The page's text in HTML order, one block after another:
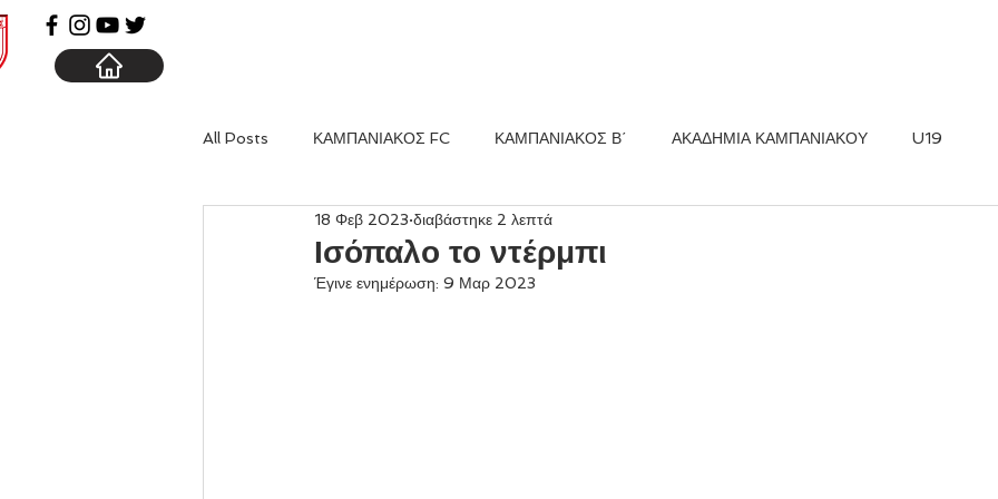
All Posts ΚΑΜΠΑΝΙΑΚΟΣ FC ΚΑΜΠΑΝΙΑΚΟΣ Β΄ ΑΚΑΔΗΜΙΑ ΚΑΜΠΑΝΙΑΚΟΥ U19
Ισόπαλο το ντέρμπι
18 Φεβ 2023 διαβάστηκε 2 λεπτά
Έγινε ενημέρωση: 9 Μαρ 2023